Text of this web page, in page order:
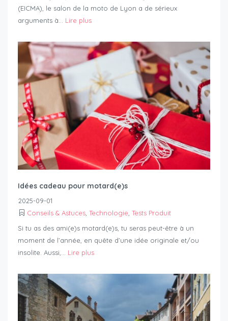
(EICMA), le salon de la moto de Lyon a de sérieux
arguments à... Lire plus
Idées cadeau pour motard(e)s
2025-09-01
Conseils & Astuces Technologie Tests Produit
Si tu as des ami(e)s motard(e)s, tu seras peut-être à un
moment de l’année, en quête d’une idée originale et/ou
insolite. Aussi,... Lire plus